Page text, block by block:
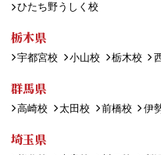
ひたち野うしく校
栃木県
宇都宮校 小山校 栃木校
群馬県
高崎校 太田校 前橋校 伊
埼玉県